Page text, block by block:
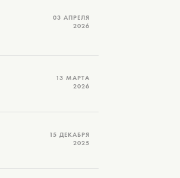
03 АПРЕЛЯ
2026
13 МАРТА
2026
15 ДЕКАБРЯ
2025